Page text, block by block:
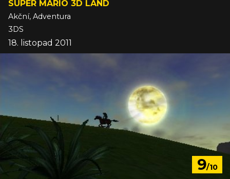
SUPER MARIO 3D LAND
Akční, Adventura
3DS
18. listopad 2011
9/10